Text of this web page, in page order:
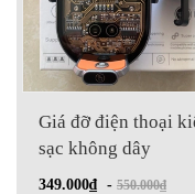
điện thoại kiêm
dây
-550.000₫